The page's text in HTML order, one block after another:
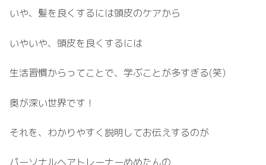
いや、髪を良くするには頭皮のケアから
いやいや、頭皮を良くするには
生活習慣からってことで、学ぶことが多すぎる(笑)
奥が深い世界です！
それを、わかりやすく説明してお伝えするのが
パーソナルヘアトレーナーめめたんの